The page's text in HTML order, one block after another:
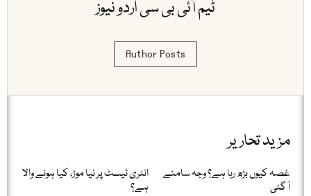
ٹیم آئی بی سی اردو نیوز
Author Posts
مزید تحاریر
غصہ کیوں بڑھ رہا ہے؟ وجہ سامنے
آ گئی
انٹری ٹیسٹ پر نیا موڑ، کیا ہونے والا
ہے؟